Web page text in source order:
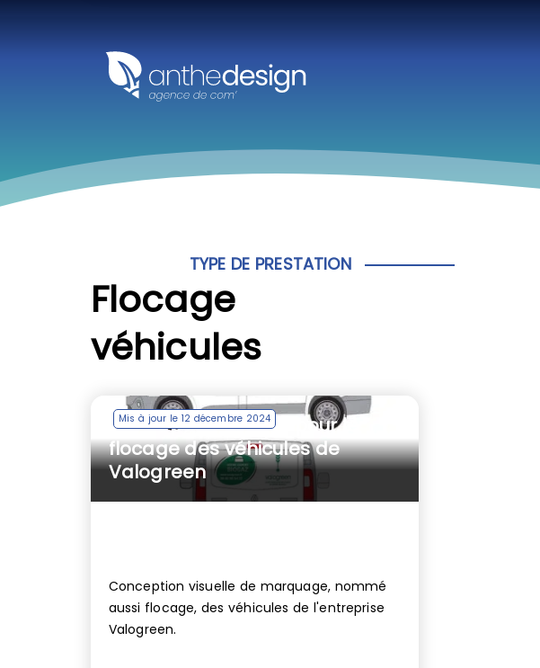
TYPE DE PRESTATION
Flocage
véhicules
Mis à jour le 12 décembre 2024
Conception visuelle pour le
flocage des véhicules de
Valogreen
Conception visuelle de marquage, nommé
aussi flocage, des véhicules de l'entreprise
Valogreen.